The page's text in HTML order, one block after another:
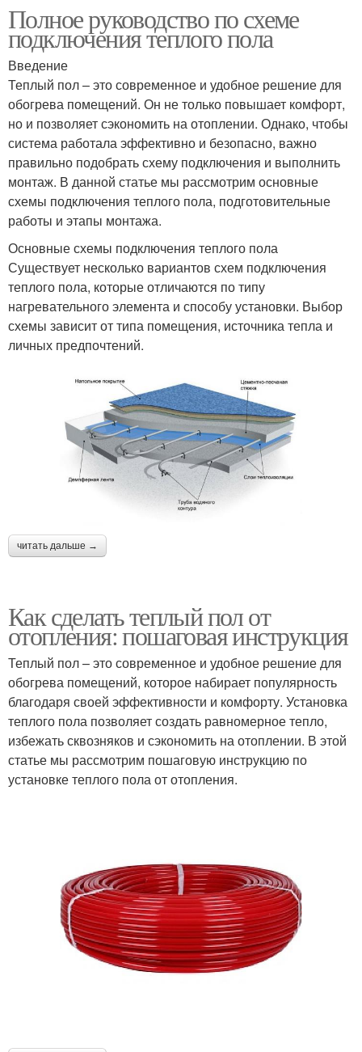
Полное руководство по схеме
подключения теплого пола
Введение
Теплый пол – это современное и удобное решение для
обогрева помещений. Он не только повышает комфорт,
но и позволяет сэкономить на отоплении. Однако, чтобы
система работала эффективно и безопасно, важно
правильно подобрать схему подключения и выполнить
монтаж. В данной статье мы рассмотрим основные
схемы подключения теплого пола, подготовительные
работы и этапы монтажа.
Основные схемы подключения теплого пола
Существует несколько вариантов схем подключения
теплого пола, которые отличаются по типу
нагревательного элемента и способу установки. Выбор
схемы зависит от типа помещения, источника тепла и
личных предпочтений.
читать дальше →
Как сделать теплый пол от
отопления: пошаговая инструкция
Теплый пол – это современное и удобное решение для
обогрева помещений, которое набирает популярность
благодаря своей эффективности и комфорту. Установка
теплого пола позволяет создать равномерное тепло,
избежать сквозняков и сэкономить на отоплении. В этой
статье мы рассмотрим пошаговую инструкцию по
установке теплого пола от отопления.